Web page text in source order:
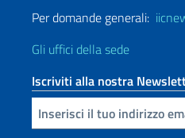
Per domande generali:
Gli uffici della sede
Iscriviti alla nostra
Inserisci la tua email